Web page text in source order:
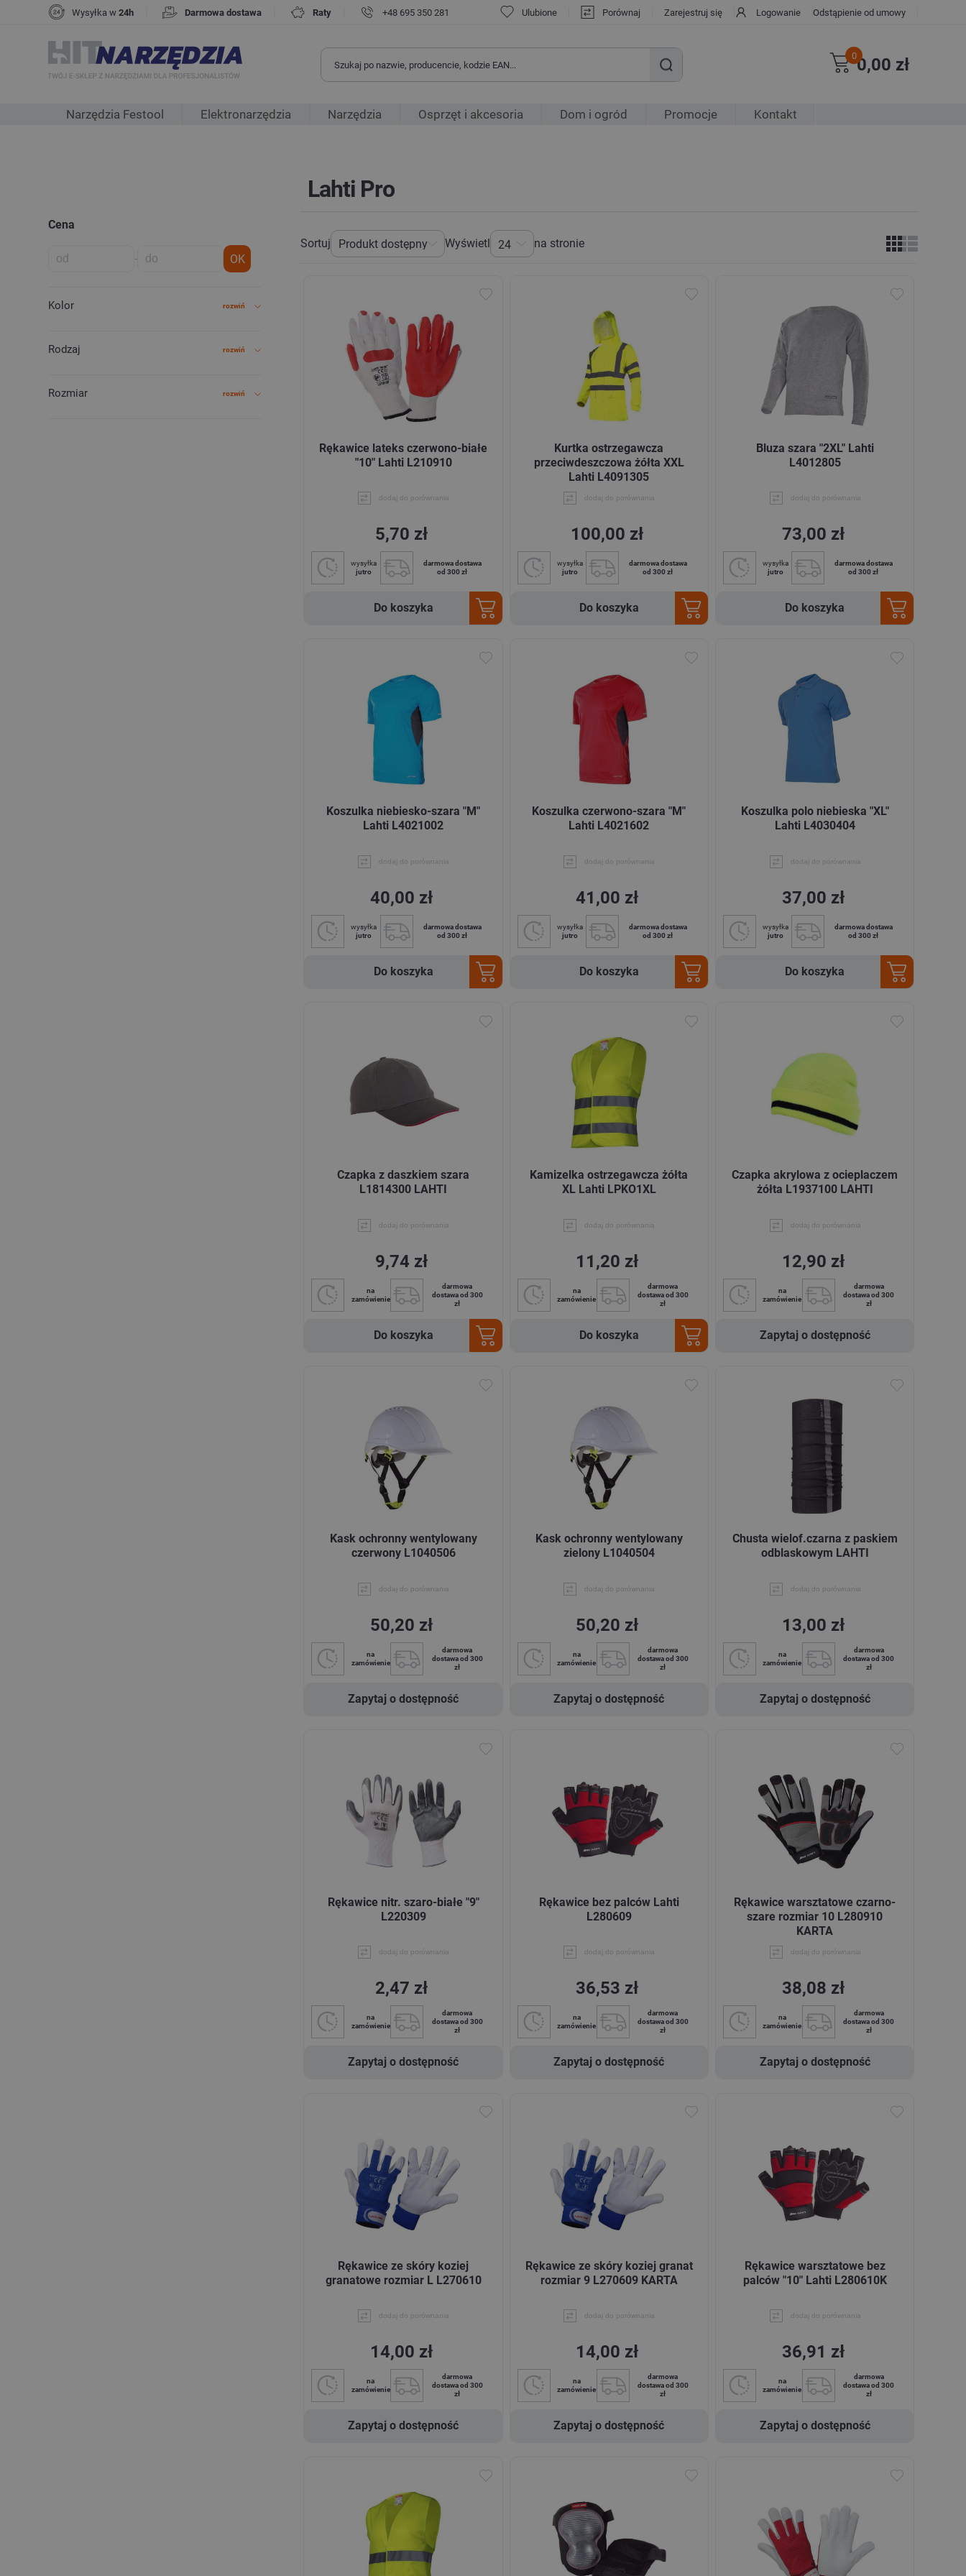
Wysyłka w24h Darmowa dostawa Raty +48 695 350 281 Ulubione Porównaj Zarejestruj się Logowanie Odstąpienie od umowy
00,00 zł
Narzędzia Festool Elektronarzędzia Narzędzia Osprzęt i akcesoria Dom i ogród Promocje Kontakt
Cena
- OK
Kolor rozwiń
Rodzaj rozwiń
Rozmiar rozwiń
Lahti Pro
Sortuj Wyświetl na stronie
Rękawice lateks czerwono-białe
"10" Lahti L210910
dodaj do porównania
5,70 zł
wysyłka
jutro
darmowa dostawa
od 300 zł
Do koszyka
Kurtka ostrzegawcza
przeciwdeszczowa żółta XXL
Lahti L4091305
dodaj do porównania
100,00 zł
wysyłka
jutro
darmowa dostawa
od 300 zł
Do koszyka
Bluza szara "2XL" Lahti
L4012805
dodaj do porównania
73,00 zł
wysyłka
jutro
darmowa dostawa
od 300 zł
Do koszyka
Koszulka niebiesko-szara "M"
Lahti L4021002
dodaj do porównania
40,00 zł
wysyłka
jutro
darmowa dostawa
od 300 zł
Do koszyka
Koszulka czerwono-szara "M"
Lahti L4021602
dodaj do porównania
41,00 zł
wysyłka
jutro
darmowa dostawa
od 300 zł
Do koszyka
Koszulka polo niebieska "XL"
Lahti L4030404
dodaj do porównania
37,00 zł
wysyłka
jutro
darmowa dostawa
od 300 zł
Do koszyka
Czapka z daszkiem szara
L1814300 LAHTI
dodaj do porównania
9,74 zł
na
zamówienie
darmowa
dostawa od 300
zł
Do koszyka
Kamizelka ostrzegawcza żółta
XL Lahti LPKO1XL
dodaj do porównania
11,20 zł
na
zamówienie
darmowa
dostawa od 300
zł
Do koszyka
Czapka akrylowa z ocieplaczem
żółta L1937100 LAHTI
dodaj do porównania
12,90 zł
na
zamówienie
darmowa
dostawa od 300
zł
Zapytaj o dostępność
Kask ochronny wentylowany
czerwony L1040506
dodaj do porównania
50,20 zł
na
zamówienie
darmowa
dostawa od 300
zł
Zapytaj o dostępność
Kask ochronny wentylowany
zielony L1040504
dodaj do porównania
50,20 zł
na
zamówienie
darmowa
dostawa od 300
zł
Zapytaj o dostępność
Chusta wielof.czarna z paskiem
odblaskowym LAHTI
dodaj do porównania
13,00 zł
na
zamówienie
darmowa
dostawa od 300
zł
Zapytaj o dostępność
Rękawice nitr. szaro-białe "9"
L220309
dodaj do porównania
2,47 zł
na
zamówienie
darmowa
dostawa od 300
zł
Zapytaj o dostępność
Rękawice bez palców Lahti
L280609
dodaj do porównania
36,53 zł
na
zamówienie
darmowa
dostawa od 300
zł
Zapytaj o dostępność
Rękawice warsztatowe czarno-
szare rozmiar 10 L280910
KARTA
dodaj do porównania
38,08 zł
na
zamówienie
darmowa
dostawa od 300
zł
Zapytaj o dostępność
Rękawice ze skóry koziej
granatowe rozmiar L L270610
dodaj do porównania
14,00 zł
na
zamówienie
darmowa
dostawa od 300
zł
Zapytaj o dostępność
Rękawice ze skóry koziej granat
rozmiar 9 L270609 KARTA
dodaj do porównania
14,00 zł
na
zamówienie
darmowa
dostawa od 300
zł
Zapytaj o dostępność
Rękawice warsztatowe bez
palców "10" Lahti L280610K
dodaj do porównania
36,91 zł
na
zamówienie
darmowa
dostawa od 300
zł
Zapytaj o dostępność